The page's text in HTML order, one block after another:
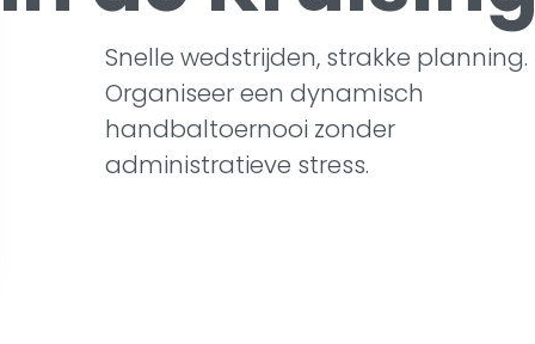
Snelle wedstrijden, strakke planning.
Organiseer een dynamisch
handbaltoernooi zonder
administratieve stress.